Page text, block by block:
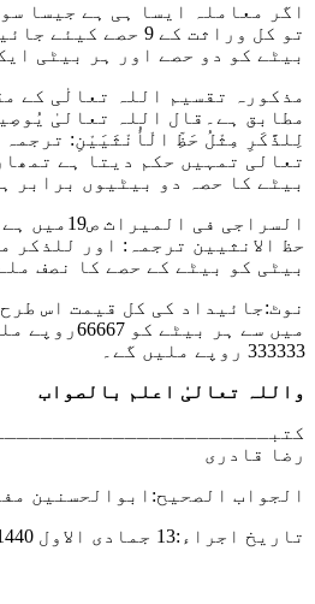
اگر معاملہ ایسا ہی ہے جیسا
تو کل وراثت کے 9
بیٹے کو دو حصے اور ہر بیٹی
مذکورہ تقسیم اللہ تعالٰی کے
مطابق ہے۔ قال اللہ تعالیٰ
لِلذَّکَرِ مِثْلُ حَظِّ الْأُنْثَیَیْنِ: ترجمہ
تعالی تمہیں حکم دیتا ہے
بیٹے کا حصہ دو بیٹیوں برابر
السراجی فی المیراث ص19میں ہے
حظ الانثیین ترجمہ: او ر للذکر
بیٹی کو بیٹے کے حصے کا نصف
میں سے ہر
333333 روپے ملیں گے۔
واللہ تعالیٰ اعلم بالصواب
رضا قادری
الجواب الصحیح:ابوالحسنین
تاریخ اجراء:13 جمادی الاول 1440 ھ/19 جنوری 2019 ء